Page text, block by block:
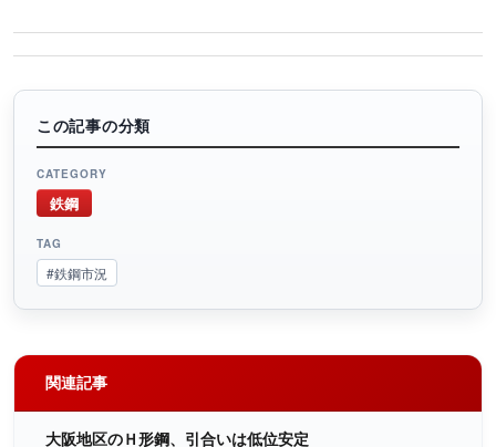
この記事の分類
CATEGORY
鉄鋼
TAG
#鉄鋼市況
関連記事
大阪地区のＨ形鋼、引合いは低位安定